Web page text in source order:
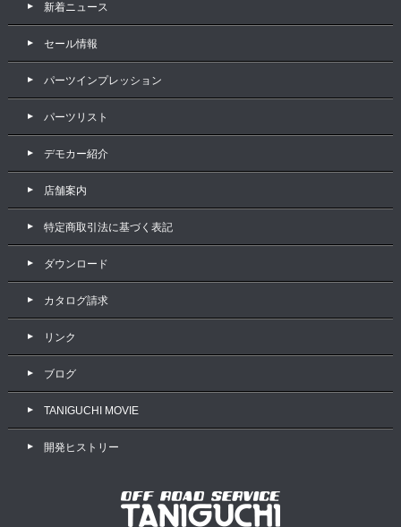
新着ニュース
セール情報
パーツインプレッション
パーツリスト
デモカー紹介
店舗案内
特定商取引法に基づく表記
ダウンロード
カタログ請求
リンク
ブログ
TANIGUCHI MOVIE
開発ヒストリー